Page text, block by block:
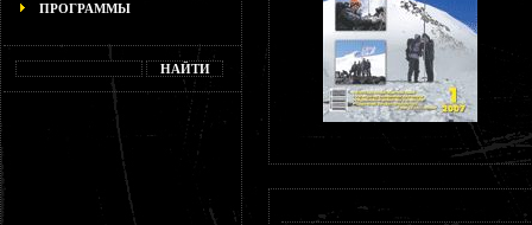
ПРОГРАММЫ